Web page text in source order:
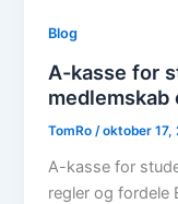
Blog
A-kasse for
TomRo/oktober 17,
A-kasse for
regler og fordele